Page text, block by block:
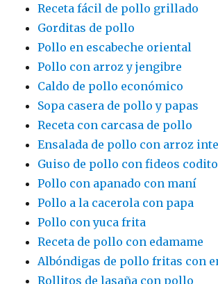
Receta fácil de pollo grillado
Gorditas de pollo
Pollo en escabeche oriental
Pollo con arroz y jengibre
Caldo de pollo económico
Sopa casera de pollo y papas
Receta con carcasa de pollo
Ensalada de pollo con arroz
Guiso de pollo con fideos codito
Pollo con apanado con maní
Pollo a la cacerola con papa
Pollo con yuca frita
Receta de pollo con edamame
Albóndigas de pollo fritas con
Rollitos de lasaña con pollo